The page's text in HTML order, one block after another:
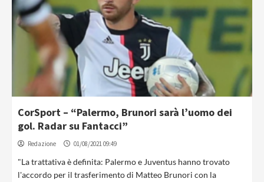
CorSport – “Palermo, Brunori sarà l’uomo dei
gol. Radar su Fantacci”
Redazione 01/08/2021 09:49
"La trattativa è definita: Palermo e Juventus hanno trovato
l'accordo per il trasferimento di Matteo Brunori con la